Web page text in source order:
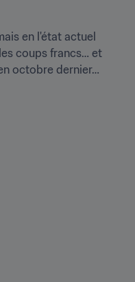
en l'état actuel
coups francs… et
octobre dernier…